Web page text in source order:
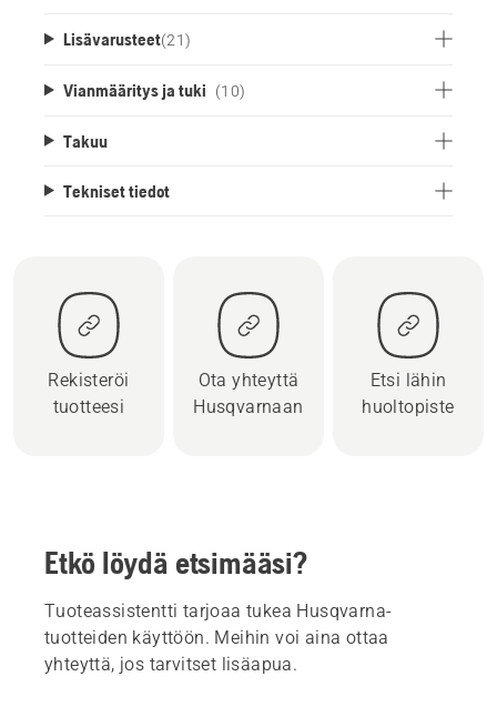
Lisävarusteet(21)
Vianmääritys ja tuki (10)
Takuu
Tekniset tiedot
Rekisteröi
tuotteesi
Ota yhteyttä
Husqvarnaan
Etsi lähin
huoltopiste
Etkö löydä etsimääsi?
Tuoteassistentti tarjoaa tukea Husqvarna-
tuotteiden käyttöön. Meihin voi aina ottaa
yhteyttä, jos tarvitset lisäapua.